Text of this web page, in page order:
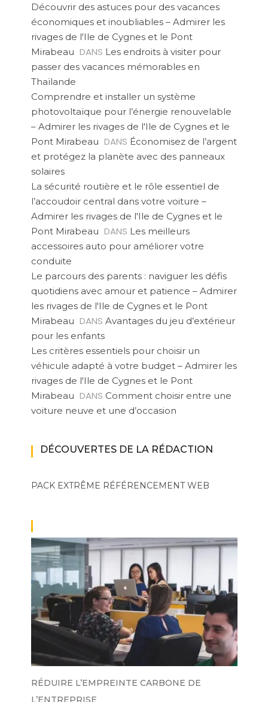
Découvrir des astuces pour des vacances
économiques et inoubliables – Admirer les
rivages de l'Ile de Cygnes et le Pont
Mirabeau DANS Les endroits à visiter pour
passer des vacances mémorables en
Thaïlande
Comprendre et installer un système
photovoltaïque pour l’énergie renouvelable
– Admirer les rivages de l'Ile de Cygnes et le
Pont Mirabeau DANS Économisez de l’argent
et protégez la planète avec des panneaux
solaires
La sécurité routière et le rôle essentiel de
l’accoudoir central dans votre voiture –
Admirer les rivages de l'Ile de Cygnes et le
Pont Mirabeau DANS Les meilleurs
accessoires auto pour améliorer votre
conduite
Le parcours des parents : naviguer les défis
quotidiens avec amour et patience – Admirer
les rivages de l'Ile de Cygnes et le Pont
Mirabeau DANS Avantages du jeu d’extérieur
pour les enfants
Les critères essentiels pour choisir un
véhicule adapté à votre budget – Admirer les
rivages de l'Ile de Cygnes et le Pont
Mirabeau DANS Comment choisir entre une
voiture neuve et une d’occasion
DÉCOUVERTES DE LA RÉDACTION
PACK EXTRÊME RÉFÉRENCEMENT WEB
RÉDUIRE L’EMPREINTE CARBONE DE
L’ENTREPRISE